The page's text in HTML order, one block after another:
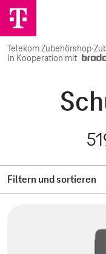
Telekom Zubehörshop·
In Kooperation mit
Filtern und sortieren